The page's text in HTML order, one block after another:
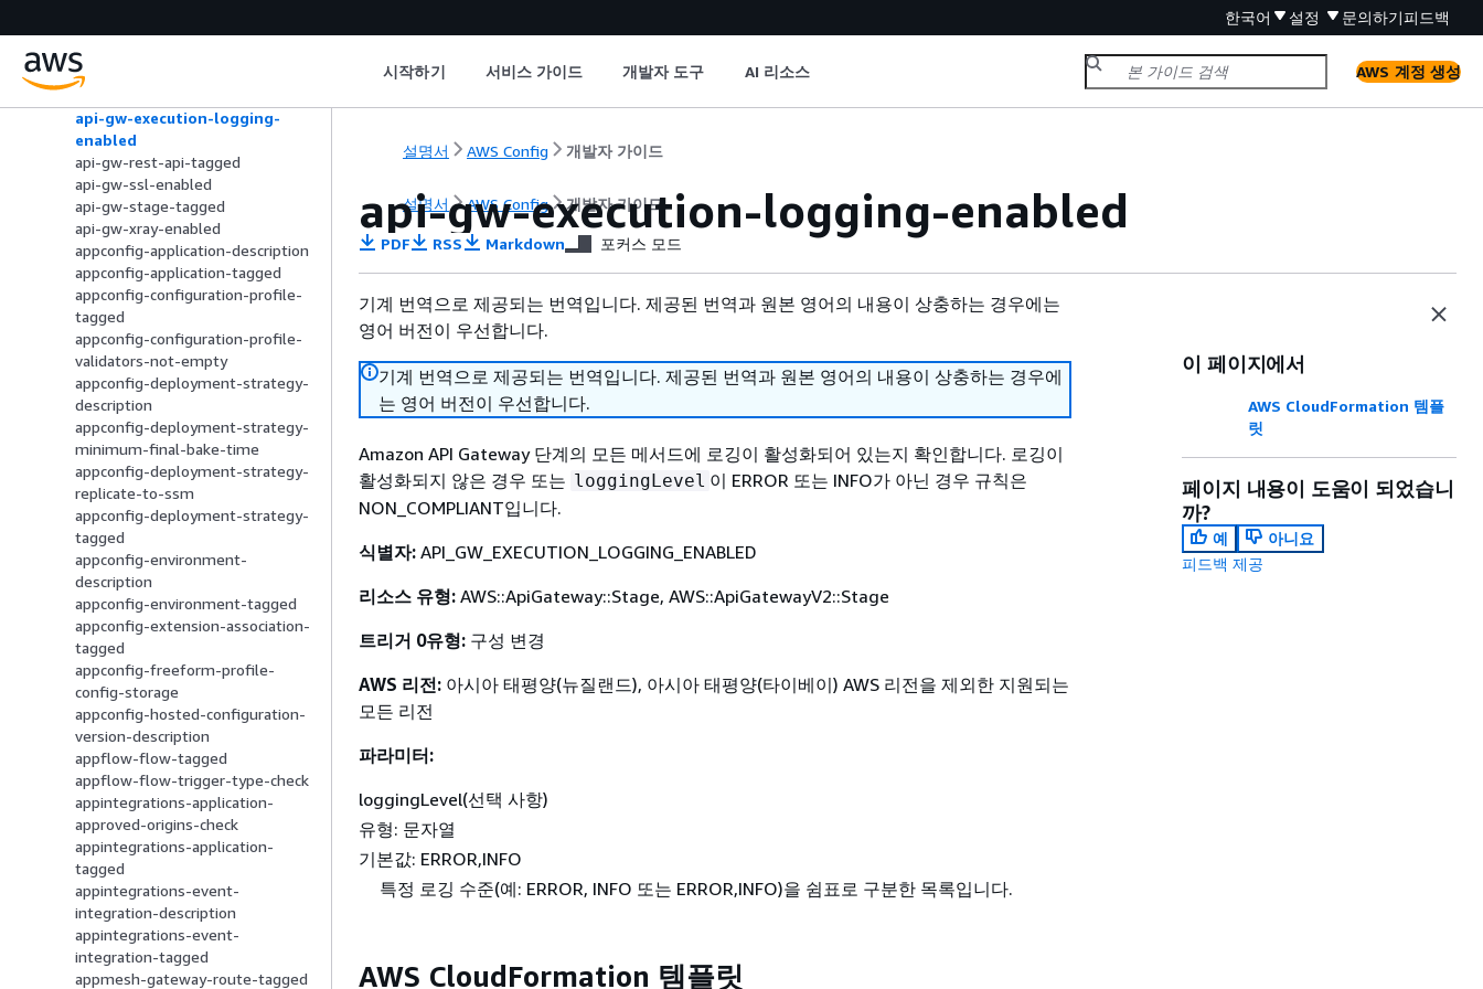
한국어 설정 문의하기피드백
시작하기 서비스 가이드 개발자 도구 AI 리소스 AWS 계정 생성
api-gw-cache-enabled-and-
encrypted
api-gw-execution-logging-
enabled
api-gw-rest-api-tagged
api-gw-ssl-enabled
api-gw-stage-tagged
api-gw-xray-enabled
appconfig-application-description
appconfig-application-tagged
appconfig-configuration-profile-
tagged
appconfig-configuration-profile-
validators-not-empty
appconfig-deployment-strategy-
description
appconfig-deployment-strategy-
minimum-final-bake-time
appconfig-deployment-strategy-
replicate-to-ssm
appconfig-deployment-strategy-
tagged
appconfig-environment-
description
appconfig-environment-tagged
appconfig-extension-association-
tagged
appconfig-freeform-profile-
config-storage
appconfig-hosted-configuration-
version-description
appflow-flow-tagged
appflow-flow-trigger-type-check
appintegrations-application-
approved-origins-check
appintegrations-application-
tagged
appintegrations-event-
integration-description
appintegrations-event-
integration-tagged
appmesh-gateway-route-tagged
설명서 AWS Config 개발자 가이드
설명서 AWS Config 개발자 가이드
api-gw-execution-logging-enabled
PDF RSS Markdown 포커스 모드
기계 번역으로 제공되는 번역입니다. 제공된 번역과 원본 영어의 내용이 상충하는 경우에는
영어 버전이 우선합니다.
기계 번역으로 제공되는 번역입니다. 제공된 번역과 원본 영어의 내용이 상충하는 경우에
는 영어 버전이 우선합니다.
Amazon API Gateway 단계의 모든 메서드에 로깅이 활성화되어 있는지 확인합니다. 로깅이
활성화되지 않은 경우 또는 loggingLevel 이 ERROR 또는 INFO가 아닌 경우 규칙은
NON_COMPLIANT입니다.
식별자: API_GW_EXECUTION_LOGGING_ENABLED
리소스 유형: AWS::ApiGateway::Stage, AWS::ApiGatewayV2::Stage
트리거 0유형: 구성 변경
AWS 리전: 아시아 태평양(뉴질랜드), 아시아 태평양(타이베이) AWS 리전을 제외한 지원되는
모든 리전
파라미터:
loggingLevel(선택 사항)
유형: 문자열
기본값: ERROR,INFO
특정 로깅 수준(예: ERROR, INFO 또는 ERROR,INFO)을 쉼표로 구분한 목록입니다.
AWS CloudFormation 템플릿
이 페이지에서
AWS CloudFormation 템플
릿
페이지 내용이 도움이 되었습니
까?
예
아니요
피드백 제공